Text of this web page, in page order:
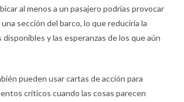
al menos a un pasajero podrías provocar
sección del barco, lo que reduciría la
y las esperanzas de los que aún
pueden usar cartas de acción para
críticos cuando las cosas parecen